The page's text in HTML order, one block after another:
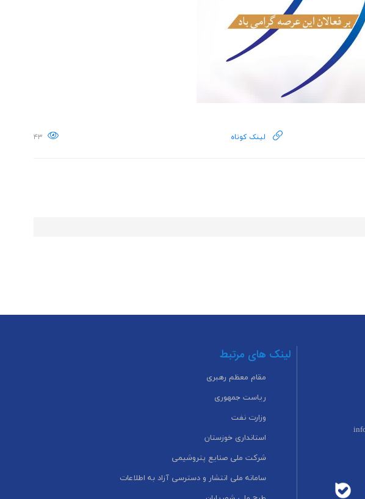
لینک کوتاه ۴۳
لینک های مرتبط
مقام معظم رهبری
ریاست جمهوری
وزارت نفت
استانداری خوزستان
شرکت ملی صنایع پتروشیمی
سامانه ملی انتشار و دسترسی آزاد به اطلاعات